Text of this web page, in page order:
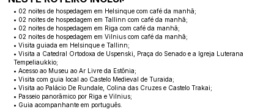
• 02 noites de hospedagem em Helsinque com café da manhã;
• 02 noites de hospedagem em Tallinn com café da manhã;
• 02 noites de hospedagem em Riga com café da manhã;
• 02 noites de hospedagem em Vilnius com café da manhã;
• Visita guiada em Helsinque e Tallinn;
• Visita a Catedral Ortodoxa de Uspenski, Praça do Senado e a Igreja Luterana
Tempeliaukkio;
• Acesso ao Museu ao Ar Livre da Estônia;
• Visita com guia local ao Castelo Medieval de Turaida;
• Visita ao Palácio De Rundale, Colina das Cruzes e Castelo Trakai;
• Passeio panorâmico por Riga e Vilnius;
• Guia acompanhante em português.